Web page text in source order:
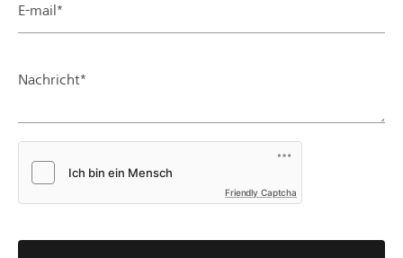
E-mail*
Nachricht*
Friendly Captcha